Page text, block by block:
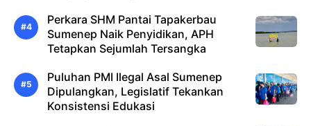
Perkara SHM Pantai Tapakerbau
Sumenep Naik Penyidikan, APH
Tetapkan Sejumlah Tersangka
Puluhan PMI Ilegal Asal Sumenep
Dipulangkan, Legislatif Tekankan
Konsistensi Edukasi